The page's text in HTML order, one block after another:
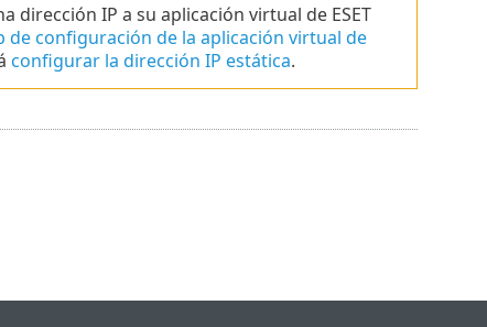
dirección IP a su aplicación virtual de ESET
de configuración de la aplicación virtual de
configurar la dirección IP estática.